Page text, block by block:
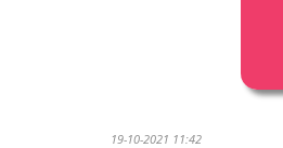
19-10-2021 11:42